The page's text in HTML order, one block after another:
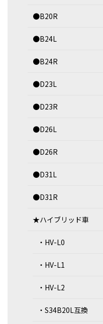
●B20R
●B24L
●B24R
●D23L
●D23R
●D26L
●D26R
●D31L
●D31R
★ハイブリッド車
・HV-L0
・HV-L1
・HV-L2
・S34B20L互換